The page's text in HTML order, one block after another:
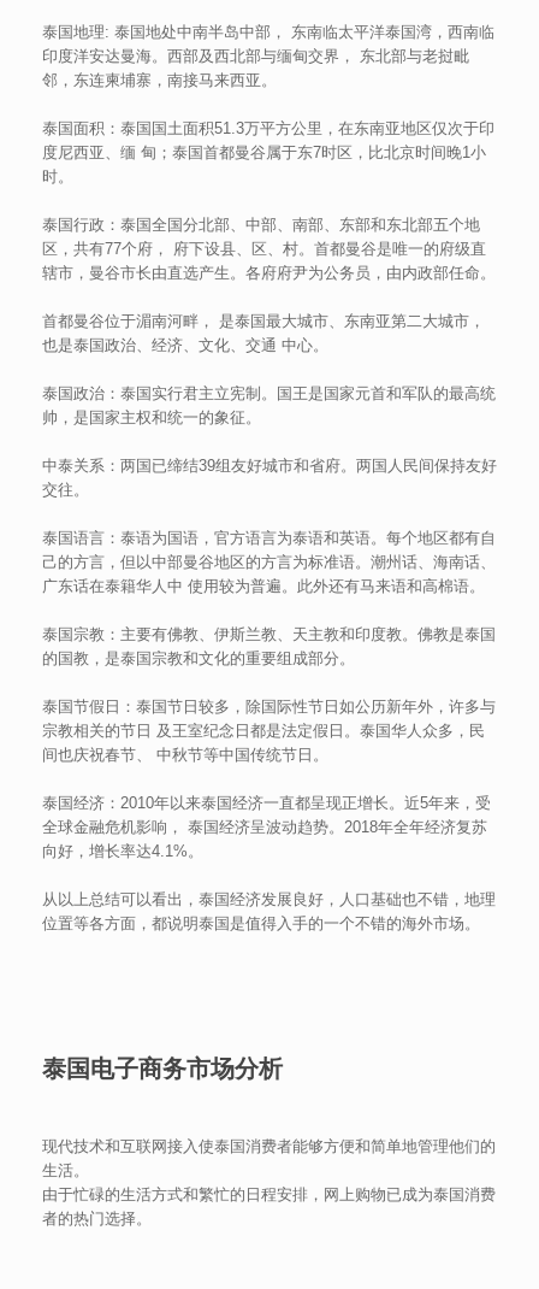
泰国地理: 泰国地处中南半岛中部， 东南临太平洋泰国湾，西南临
印度洋安达曼海。西部及西北部与缅甸交界， 东北部与老挝毗
邻，东连柬埔寨，南接马来西亚。
泰国面积：泰国国土面积51.3万平方公里，在东南亚地区仅次于印
度尼西亚、缅 甸；泰国首都曼谷属于东7时区，比北京时间晚1小
时。
泰国行政：泰国全国分北部、中部、南部、东部和东北部五个地
区，共有77个府， 府下设县、区、村。首都曼谷是唯一的府级直
辖市，曼谷市长由直选产生。各府府尹为公务员，由内政部任命。
首都曼谷位于湄南河畔， 是泰国最大城市、东南亚第二大城市，
也是泰国政治、经济、文化、交通 中心。
泰国政治：泰国实行君主立宪制。国王是国家元首和军队的最高统
帅，是国家主权和统一的象征。
中泰关系：两国已缔结39组友好城市和省府。两国人民间保持友好
交往。
泰国语言：泰语为国语，官方语言为泰语和英语。每个地区都有自
己的方言，但以中部曼谷地区的方言为标准语。潮州话、海南话、
广东话在泰籍华人中 使用较为普遍。此外还有马来语和高棉语。
泰国宗教：主要有佛教、伊斯兰教、天主教和印度教。佛教是泰国
的国教，是泰国宗教和文化的重要组成部分。
泰国节假日：泰国节日较多，除国际性节日如公历新年外，许多与
宗教相关的节日 及王室纪念日都是法定假日。泰国华人众多，民
间也庆祝春节、 中秋节等中国传统节日。
泰国经济：2010年以来泰国经济一直都呈现正增长。近5年来，受
全球金融危机影响， 泰国经济呈波动趋势。2018年全年经济复苏
向好，增长率达4.1%。
从以上总结可以看出，泰国经济发展良好，人口基础也不错，地理
位置等各方面，都说明泰国是值得入手的一个不错的海外市场。
泰国电子商务市场分析
现代技术和互联网接入使泰国消费者能够方便和简单地管理他们的
生活。
由于忙碌的生活方式和繁忙的日程安排，网上购物已成为泰国消费
者的热门选择。